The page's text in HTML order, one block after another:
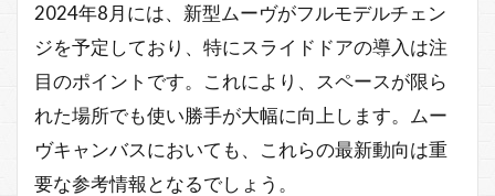
2024年8月には、新型ムーヴがフルモデルチェン
ジを予定しており、特にスライドドアの導入は注
目のポイントです。これにより、スペースが限ら
れた場所でも使い勝手が大幅に向上します。ムー
ヴキャンバスにおいても、これらの最新動向は重
要な参考情報となるでしょう。